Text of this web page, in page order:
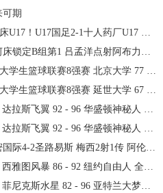
可期
国足2-1十人药厂U17 赵松源登场1分钟传射
第1 吕孟洋点射阿布力米破门 将战A组第2
赛8强赛 北京大学 77 - 79 上海交通大学 集锦
联赛8强赛 延世大学 67 - 72 政治大学 集锦
飞翼 92 - 96 华盛顿神秘人 全场集锦
飞翼 92 - 96 华盛顿神秘人 全场集锦
2圣路易斯 梅西2射1传 阿伦助攻戴帽
图风暴 86 - 92 纽约自由人 全场集锦
斯水星 82 - 96 亚特兰大梦想 全场集锦